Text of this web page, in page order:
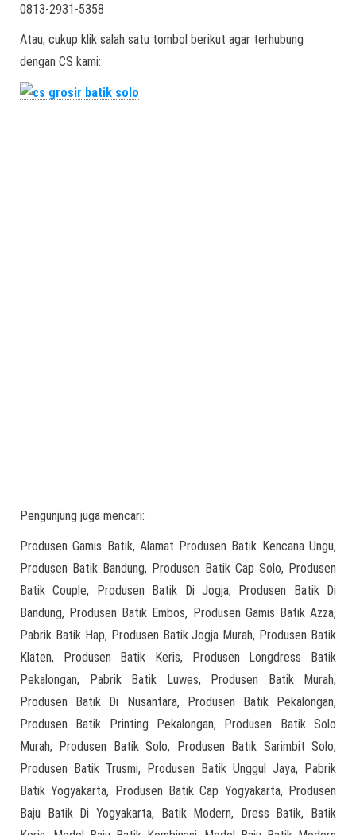
0813-2931-5358
Atau, cukup klik salah satu tombol berikut agar terhubung
dengan CS kami:
Pengunjung juga mencari:
Produsen Gamis Batik, Alamat Produsen Batik Kencana Ungu,
Produsen Batik Bandung, Produsen Batik Cap Solo, Produsen
Batik Couple, Produsen Batik Di Jogja, Produsen Batik Di
Bandung, Produsen Batik Embos, Produsen Gamis Batik Azza,
Pabrik Batik Hap, Produsen Batik Jogja Murah, Produsen Batik
Klaten, Produsen Batik Keris, Produsen Longdress Batik
Pekalongan, Pabrik Batik Luwes, Produsen Batik Murah,
Produsen Batik Di Nusantara, Produsen Batik Pekalongan,
Produsen Batik Printing Pekalongan, Produsen Batik Solo
Murah, Produsen Batik Solo, Produsen Batik Sarimbit Solo,
Produsen Batik Trusmi, Produsen Batik Unggul Jaya, Pabrik
Batik Yogyakarta, Produsen Batik Cap Yogyakarta, Produsen
Baju Batik Di Yogyakarta, Batik Modern, Dress Batik, Batik